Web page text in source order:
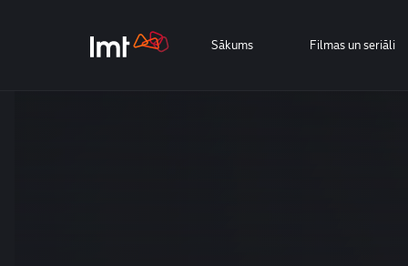
Sākums Filmas un seriāli